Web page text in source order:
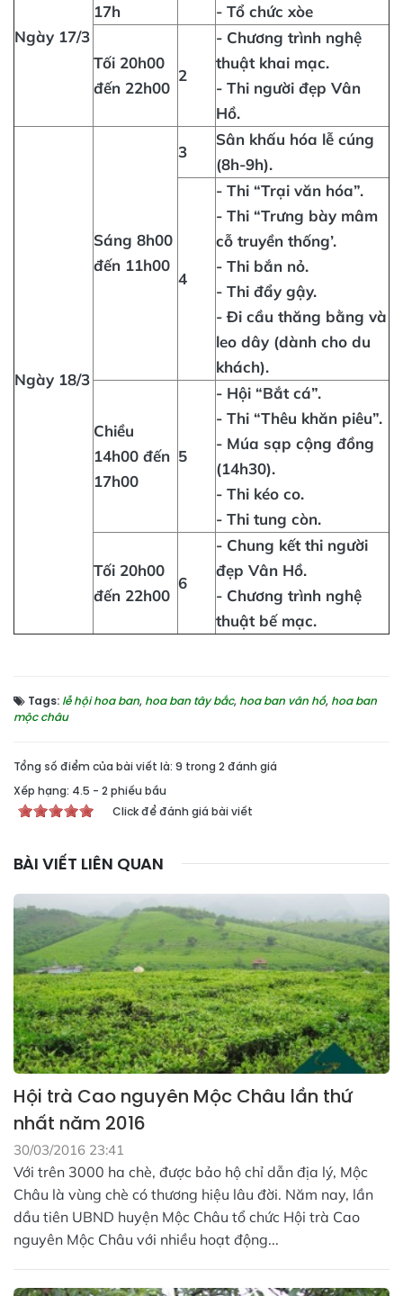
Ngày 17/3
17h
- Tổ chức xòe
Tối 20h00
đến 22h00
2
- Chương trình nghệ
thuật khai mạc.
- Thi người đẹp Vân
Hồ.
Ngày 18/3
Sáng 8h00
đến 11h00
3
Sân khấu hóa lễ cúng
(8h-9h).
4
- Thi “Trại văn hóa”.
- Thi “Trưng bày mâm
cỗ truyền thống’.
- Thi bắn nỏ.
- Thi đẩy gậy.
- Đi cầu thăng bằng và
leo dây (dành cho du
khách).
Chiều
14h00 đến
17h00
5
- Hội “Bắt cá”.
- Thi “Thêu khăn piêu”.
- Múa sạp cộng đồng
(14h30).
- Thi kéo co.
- Thi tung còn.
Tối 20h00
đến 22h00
6
- Chung kết thi người
đẹp Vân Hồ.
- Chương trình nghệ
thuật bế mạc.
Tags: lễ hội hoa ban, hoa ban tây bắc, hoa ban vân hồ, hoa ban
mộc châu
Tổng số điểm của bài viết là: 9 trong 2 đánh giá
Xếp hạng: 4.5 - 2 phiếu bầu
Click để đánh giá bài viết
BÀI VIẾT LIÊN QUAN
Hội trà Cao nguyên Mộc Châu lần thứ
nhất năm 2016
30/03/2016 23:41
Với trên 3000 ha chè, được bảo hộ chỉ dẫn địa lý, Mộc
Châu là vùng chè có thương hiệu lâu đời. Năm nay, lần
dầu tiên UBND huyện Mộc Châu tổ chức Hội trà Cao
nguyên Mộc Châu với nhiều hoạt động...